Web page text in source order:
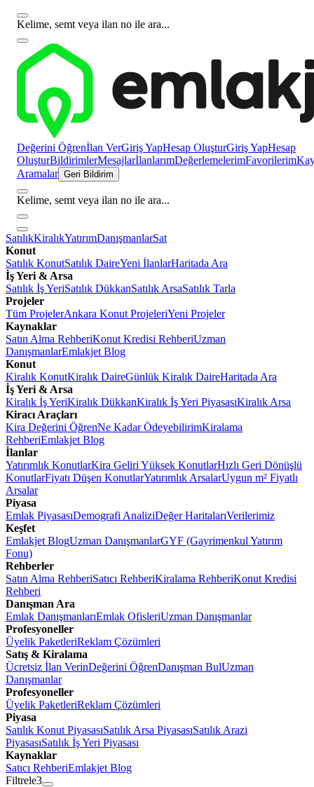
Kelime, semt veya ilan no ile ara...
Değerini Öğrenİlan VerGiriş YapHesap OluşturGiriş YapHesap
OluşturBildirimlerMesajlarİlanlarımDeğerlemelerimFavorilerim
Aramalar Geri Bildirim
Kelime, semt veya ilan no ile ara...
SatılıkKiralıkYatırımDanışmanlarSat
Konut
Satılık KonutSatılık DaireYeni İlanlarHaritada Ara
İş Yeri & Arsa
Satılık İş YeriSatılık DükkanSatılık ArsaSatılık Tarla
Projeler
Tüm ProjelerAnkara Konut ProjeleriYeni Projeler
Kaynaklar
Satın Alma RehberiKonut Kredisi RehberiUzman
DanışmanlarEmlakjet Blog
Konut
Kiralık KonutKiralık DaireGünlük Kiralık DaireHaritada Ara
İş Yeri & Arsa
Kiralık İş YeriKiralık DükkanKiralık İş Yeri PiyasasıKiralık Arsa
Kiracı Araçları
Kira Değerini ÖğrenNe Kadar ÖdeyebilirimKiralama
RehberiEmlakjet Blog
İlanlar
Yatırımlık KonutlarKira Geliri Yüksek KonutlarHızlı Geri Dönüşlü
KonutlarFiyatı Düşen KonutlarYatırımlık ArsalarUygun m² Fiyatlı
Arsalar
Piyasa
Emlak PiyasasıDemografi AnaliziDeğer HaritalarıVerilerimiz
Keşfet
Emlakjet BlogUzman DanışmanlarGYF (Gayrimenkul Yatırım
Fonu)
Rehberler
Satın Alma RehberiSatıcı RehberiKiralama RehberiKonut Kredisi
Rehberi
Danışman Ara
Emlak DanışmanlarıEmlak OfisleriUzman Danışmanlar
Profesyoneller
Üyelik PaketleriReklam Çözümleri
Satış & Kiralama
Ücretsiz İlan VerinDeğerini ÖğrenDanışman BulUzman
Danışmanlar
Profesyoneller
Üyelik PaketleriReklam Çözümleri
Piyasa
Satılık Konut PiyasasıSatılık Arsa PiyasasıSatılık Arazi
PiyasasıSatılık İş Yeri Piyasası
Kaynaklar
Satıcı RehberiEmlakjet Blog
Filtrele3